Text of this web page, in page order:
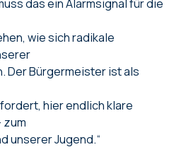
das ein Alarmsignal für die
wie sich radikale
Der Bürgermeister ist als
hier endlich klare
zum
unserer Jugend.“